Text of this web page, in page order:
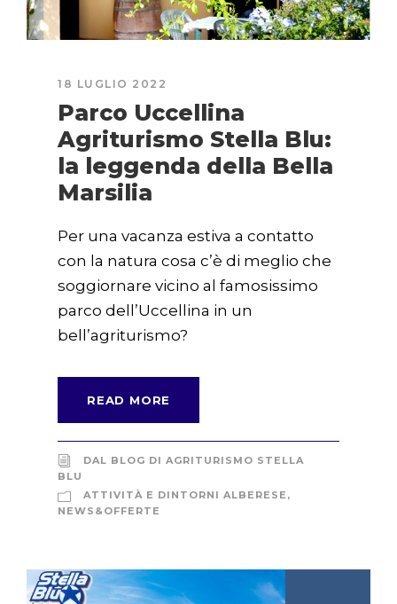
18 LUGLIO 2022
Parco Uccellina
Agriturismo Stella Blu:
la leggenda della Bella
Marsilia
Per una vacanza estiva a contatto
con la natura cosa c’è di meglio che
soggiornare vicino al famosissimo
parco dell’Uccellina in un
bell’agriturismo?
READ MORE
DAL BLOG DI AGRITURISMO STELLA
BLU
ATTIVITÀ E DINTORNI ALBERESE ,
NEWS&OFFERTE